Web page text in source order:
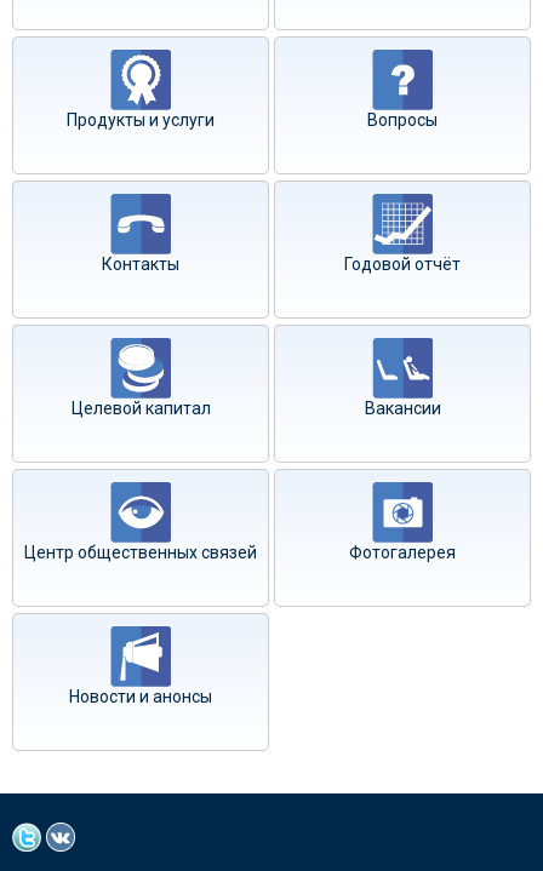
Продукты и услуги Вопросы
Контакты Годовой отчёт
Целевой капитал Вакансии
Центр общественных связей Фотогалерея
Новости и анонсы